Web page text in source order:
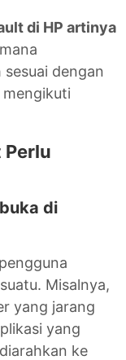
di HP artinya
dengan
mengikuti
Perlu
di
Misalnya,
yang jarang
yang
ke